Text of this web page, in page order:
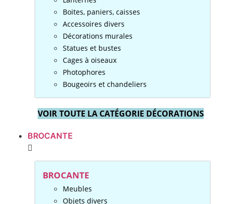
Boites, paniers, caisses
Accessoires divers
Décorations murales
Statues et bustes
Cages à oiseaux
Photophores
Bougeoirs et chandeliers
VOIR TOUTE LA CATÉGORIE DÉCORATIONS
BROCANTE
BROCANTE
Meubles
Objets divers